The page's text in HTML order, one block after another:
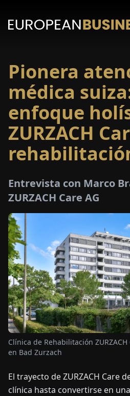
PAPEL
EN DEFRESITNLPLHU
Pionera
médica
enfoque
ZURZACH
Entrevista con Marco
ZURZACH Care AG
Clínica de Rehabilitación
en Bad Zurzach
El trayecto de ZURZACH Care
clínica hasta convertirse en